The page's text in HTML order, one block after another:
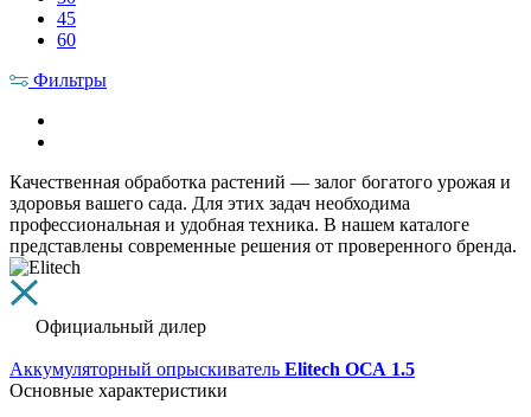
45
60
Фильтры
Качественная обработка растений — залог богатого урожая и
здоровья вашего сада. Для этих задач необходима
профессиональная и удобная техника. В нашем каталоге
представлены современные решения от проверенного бренда.
Официальный дилер
Аккумуляторный опрыскиватель Elitech ОСА 1.5
Основные характеристики